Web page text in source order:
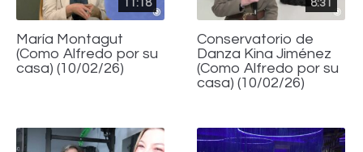
11:18
María Montagut
(Como Alfredo por su
casa) (10/02/26)
8:31
Conservatorio de
Danza Kina Jiménez
(Como Alfredo por su
casa) (10/02/26)